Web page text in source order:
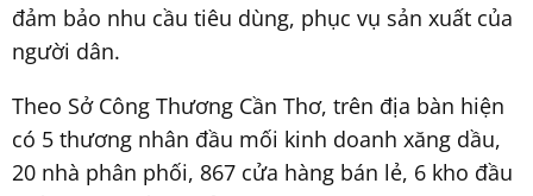
đảm bảo nhu cầu tiêu dùng, phục vụ sản xuất của
người dân.
Theo Sở Công Thương Cần Thơ, trên địa bàn hiện
có 5 thương nhân đầu mối kinh doanh xăng dầu,
20 nhà phân phối, 867 cửa hàng bán lẻ, 6 kho đầu